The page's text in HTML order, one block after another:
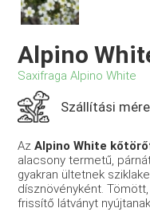
Alpino
Saxifraga Alpino White
Szállítási
AzAlpino White
alacsony termetű,
gyakran ültetnek
dísznövényként.
frissítő látványt